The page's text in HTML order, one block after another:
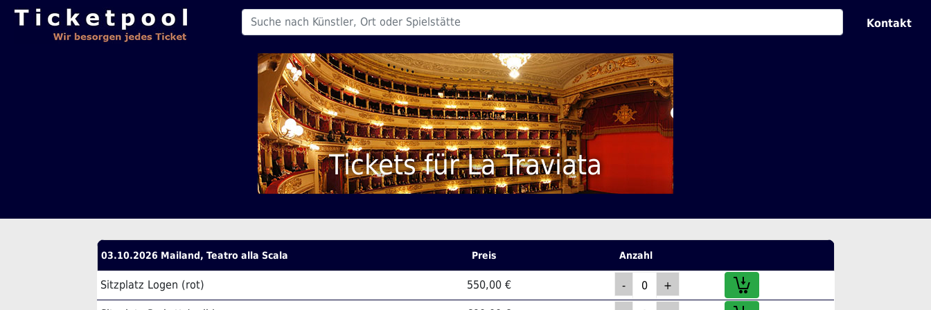
Kontakt
Tickets für La Traviata
03.10.2026 Mailand, Teatro alla Scala Preis Anzahl
Sitzplatz Logen (rot) 550,00 €